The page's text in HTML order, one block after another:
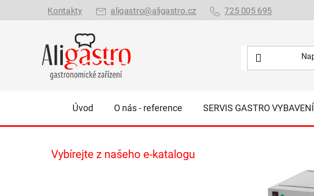
Kontakty aligastro@aligastro.cz 725 005 695
Úvod O nás - reference SERVIS GASTRO VYBAVENÍ
Vybírejte z našeho e-katalogu